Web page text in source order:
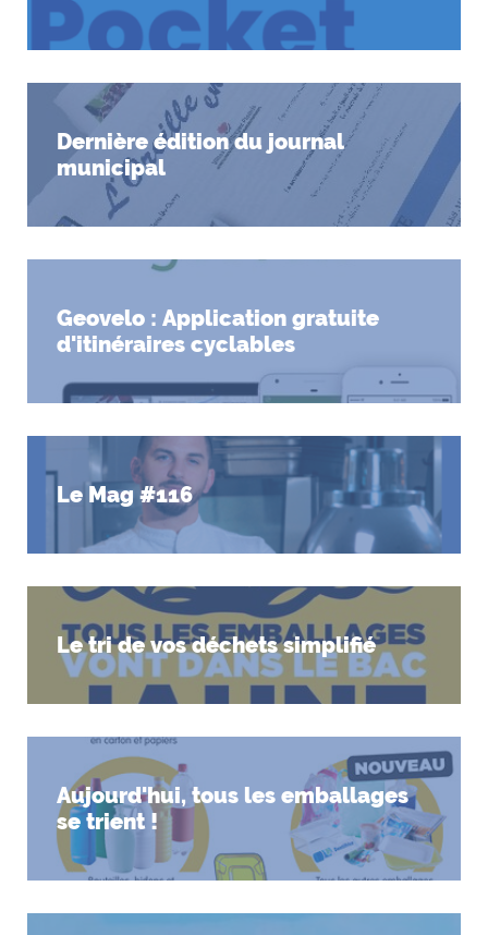
Dernière édition du journal
municipal
Geovelo : Application gratuite
d'itinéraires cyclables
Le Mag #116
Le tri de vos déchets simplifié
Aujourd'hui, tous les emballages
se trient !